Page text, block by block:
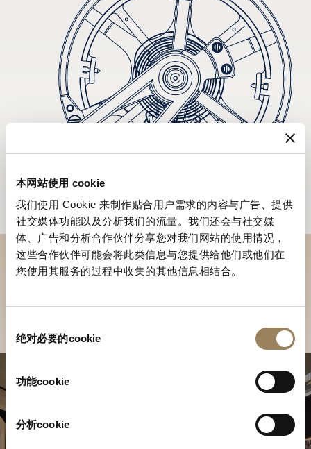
本网站使用 cookie
我们使用 Cookie 来制作贴合用户需求的内容与广告、提供
社交媒体功能以及分析我们的流量。我们还会与社交媒
体、广告和分析合作伙伴分享您对我们网站的使用情况，
这些合作伙伴可能会将此类信息与您提供给他们或他们在
您使用其服务的过程中收集的其他信息相结合。
绝对必要的cookie
功能cookie
分析cookie
於專賣店探索品牌系列作品
尋找專賣店